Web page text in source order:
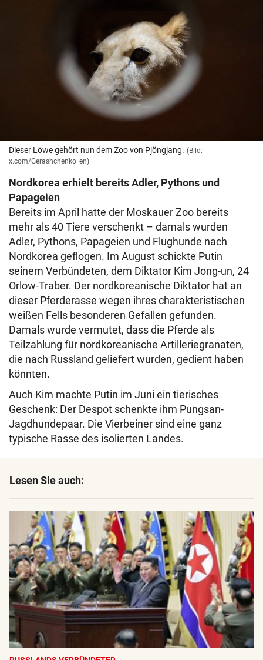
Dieser Löwe gehört nun dem Zoo von Pjöngjang. (Bild:
x.com/Gerashchenko_en)
Nordkorea erhielt bereits Adler, Pythons und
Papageien
Bereits im April hatte der Moskauer Zoo bereits
mehr als 40 Tiere verschenkt – damals wurden
Adler, Pythons, Papageien und Flughunde nach
Nordkorea geflogen. Im August schickte Putin
seinem Verbündeten, dem Diktator Kim Jong-un, 24
Orlow-Traber. Der nordkoreanische Diktator hat an
dieser Pferderasse wegen ihres charakteristischen
weißen Fells besonderen Gefallen gefunden.
Damals wurde vermutet, dass die Pferde als
Teilzahlung für nordkoreanische Artilleriegranaten,
die nach Russland geliefert wurden, gedient haben
könnten.
Auch Kim machte Putin im Juni ein tierisches
Geschenk: Der Despot schenkte ihm Pungsan-
Jagdhundepaar. Die Vierbeiner sind eine ganz
typische Rasse des isolierten Landes.
Lesen Sie auch: